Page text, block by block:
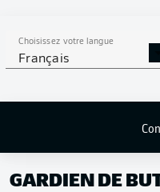
Choisissez votre langue
Français
REMPLAÇANTS
GARDIEN DE